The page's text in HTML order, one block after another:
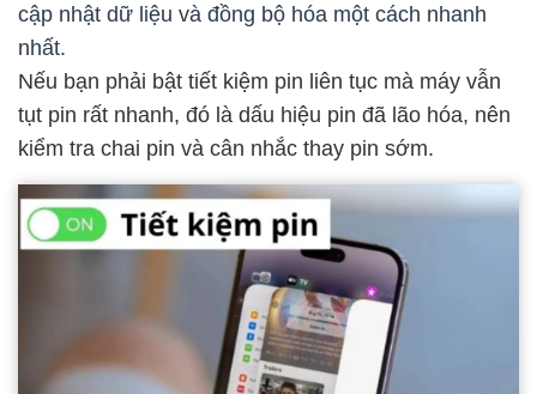
cập nhật dữ liệu và đồng bộ hóa một cách nhanh
nhất.
Nếu bạn phải bật tiết kiệm pin liên tục mà máy vẫn
tụt pin rất nhanh, đó là dấu hiệu pin đã lão hóa, nên
kiểm tra chai pin và cân nhắc thay pin sớm.